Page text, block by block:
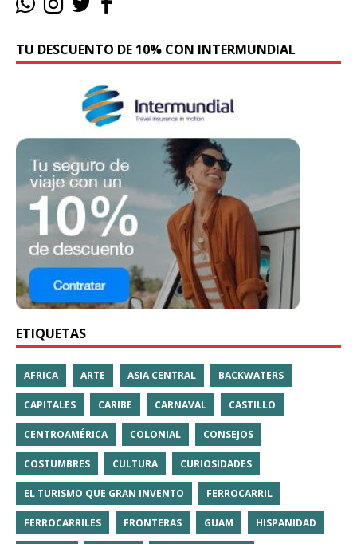
TU DESCUENTO DE 10% CON INTERMUNDIAL
ETIQUETAS
AFRICA ARTE ASIA CENTRAL BACKWATERS
CAPITALES CARIBE CARNAVAL CASTILLO
CENTROAMÉRICA COLONIAL CONSEJOS
COSTUMBRES CULTURA CURIOSIDADES
EL TURISMO QUE GRAN INVENTO FERROCARRIL
FERROCARRILES FRONTERAS GUAM HISPANIDAD